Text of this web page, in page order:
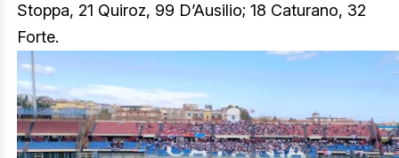
Stoppa, 21 Quiroz, 99 D’Ausilio; 18 Caturano, 32
Forte.